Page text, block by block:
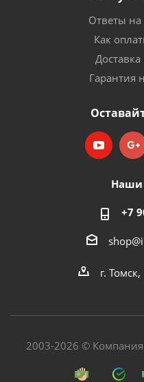
Ответы на
Как
Гарантия
Наши
+7
г.
2003-2026 ©